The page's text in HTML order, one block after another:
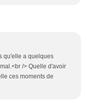
qu'elle a quelques
/> Quelle d'avoir
ces moments de